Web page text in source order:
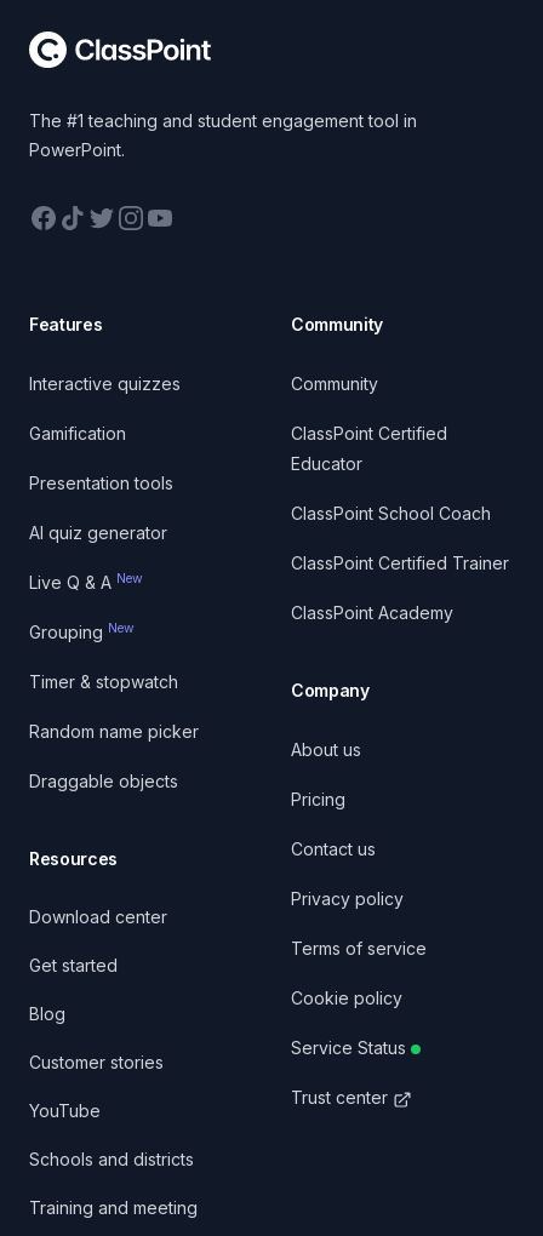
The #1 teaching and student engagement tool in
PowerPoint.
Facebook
TikTokTwitterInstagram
YouTube
Features
Interactive quizzes
Gamification
Presentation tools
AI quiz generator
Live Q & A New
Grouping New
Timer & stopwatch
Random name picker
Draggable objects
Resources
Download center
Get started
Blog
Customer stories
YouTube
Schools and districts
Training and meeting
Community
Community
ClassPoint Certified
Educator
ClassPoint School Coach
ClassPoint Certified Trainer
ClassPoint Academy
Company
About us
Pricing
Contact us
Privacy policy
Terms of service
Cookie policy
Service Status
Trust center